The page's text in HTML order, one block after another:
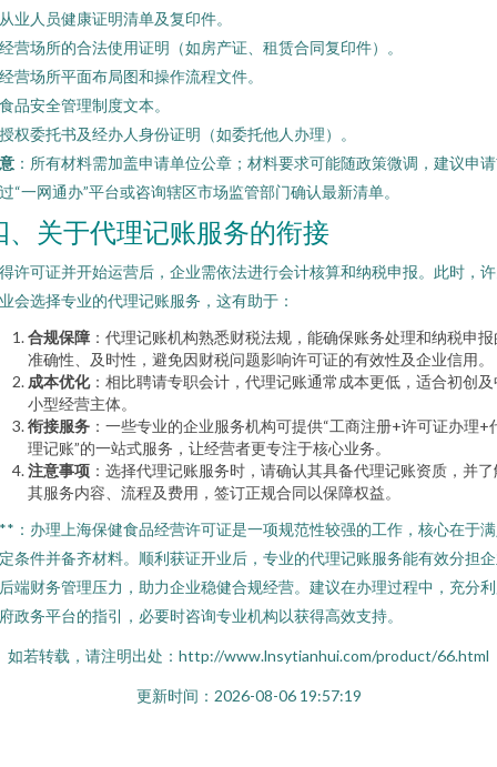
业人员健康证明清单及复印件。
营场所的合法使用证明（如房产证、租赁合同复印件）。
营场所平面布局图和操作流程文件。
品安全管理制度文本。
权委托书及经办人身份证明（如委托他人办理）。
：所有材料需加盖申请单位公章；材料要求可能随政策微调，建议申
“一网通办”平台或咨询辖区市场监管部门确认最新清单。
、关于代理记账服务的衔接
许可证并开始运营后，企业需依法进行会计核算和纳税申报。此时，
会选择专业的代理记账服务，这有助于：
合规保障 ：代理记账机构熟悉财税法规，能确保账务处理和纳税申报
准确性、及时性，避免因财税问题影响许可证的有效性及企业信用。
成本优化：相比聘请专职会计，代理记账通常成本更低，适合初创及
小型经营主体。
衔接服务 ：一些专业的企业服务机构可提供“工商注册+许可证办理+
理记账”的一站式服务，让经营者更专注于核心业务。
注意事项 ：选择代理记账服务时，请确认其具备代理记账资质，并了
其服务内容、流程及费用，签订正规合同以保障权益。
：办理上海保健食品经营许可证是一项规范性较强的工作，核心在于
条件并备齐材料。顺利获证开业后，专业的代理记账服务能有效分担
端财务管理压力，助力企业稳健合规经营。建议在办理过程中，充分
政务平台的指引，必要时咨询专业机构以获得高效支持。
如若转载，请注明出处：http://www.lnsytianhui.com/product/66.html
更新时间：2026-08-06 19:57:19